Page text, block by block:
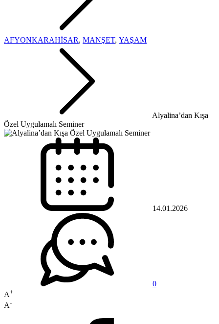
AFYONKARAHİSAR, MANŞET, YAŞAM
Alyalina’dan Kışa
Özel Uygulamalı Seminer
14.01.2026
0
A+
A-